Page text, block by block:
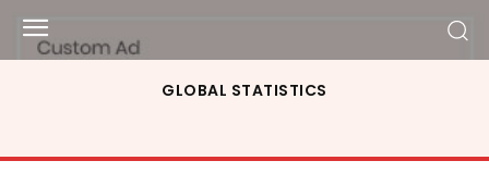
GLOBAL STATISTICS